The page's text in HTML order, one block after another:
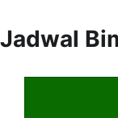
Jadwal